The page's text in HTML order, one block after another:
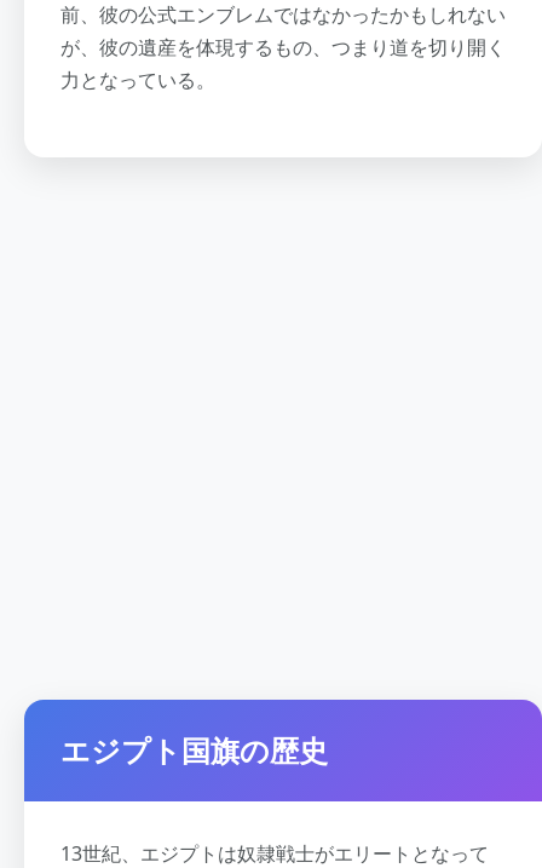
前、彼の公式エンブレムではなかったかもしれない
が、彼の遺産を体現するもの、つまり道を切り開く
力となっている。
エジプト国旗の歴史
13世紀、エジプトは奴隷戦士がエリートとなって